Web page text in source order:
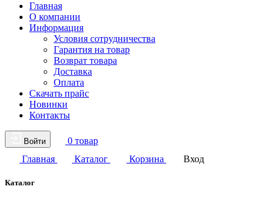
Главная
О компании
Информация
Условия сотрудничества
Гарантия на товар
Возврат товара
Доставка
Оплата
Скачать прайс
Новинки
Контакты
Войти
0 товар
Главная
Каталог Корзина Вход
Каталог